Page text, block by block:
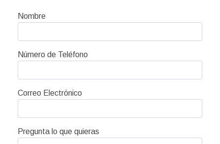
Nombre
Número de Teléfono
Correo Electrónico
Pregunta lo que quieras